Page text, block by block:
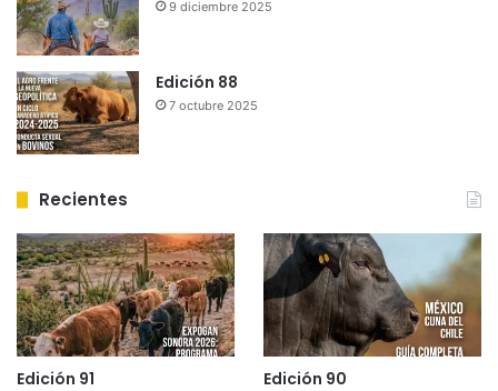
9 diciembre 2025
Edición 88
7 octubre 2025
Recientes
Edición 91 Edición 90